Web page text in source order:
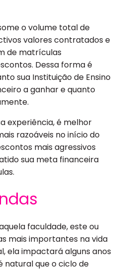
o volume total de
valores contratados e
de matrículas
Dessa forma é
sua Instituição de Ensino
a ganhar e quanto
experiência, é melhor
razoáveis no início do
mais agressivos
sua meta financeira
faculdade, este ou
mais importantes na vida
ela impactará alguns anos
natural que o ciclo de